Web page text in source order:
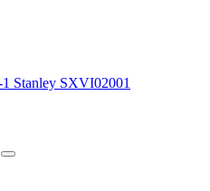
Stanley SXVI02001